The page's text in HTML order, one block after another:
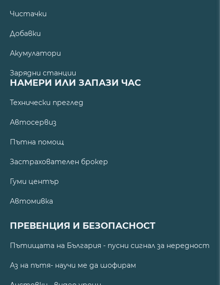
Чистачки
Добавки
Акумулатори
Зарядни станции
НАМЕРИ ИЛИ ЗАПАЗИ ЧАС
Технически преглед
Автосервиз
Пътна помощ
Застрахователен брокер
Гуми център
Автомивка
ПРЕВЕНЦИЯ И БЕЗОПАСНОСТ
Пътищата на България - пусни сигнал за нередност
Аз на пътя- научи ме да шофирам